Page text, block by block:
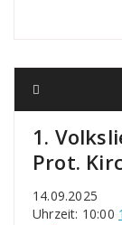
1.
Prot.
14.09.2025
Uhrzeit: 10:00